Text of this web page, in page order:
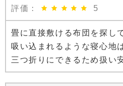
評価：
5
畳に直接敷ける布団を探し
吸い込まれるような寝心地
三つ折りにできるため扱い